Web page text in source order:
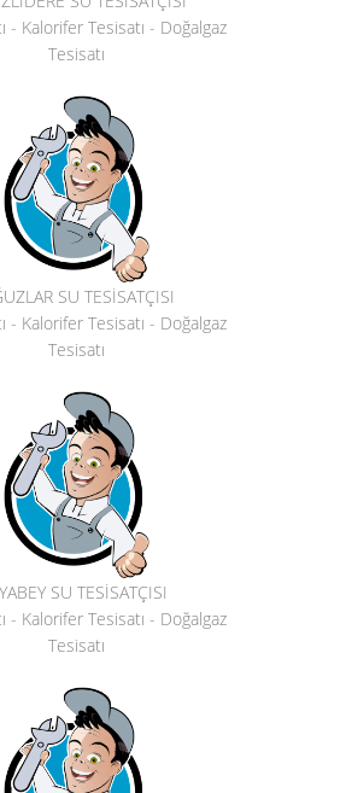
- Kalorifer Tesisatı - Doğalgaz
Tesisatı
SU TESİSATÇISI
- Kalorifer Tesisatı - Doğalgaz
Tesisatı
SU TESİSATÇISI
- Kalorifer Tesisatı - Doğalgaz
Tesisatı